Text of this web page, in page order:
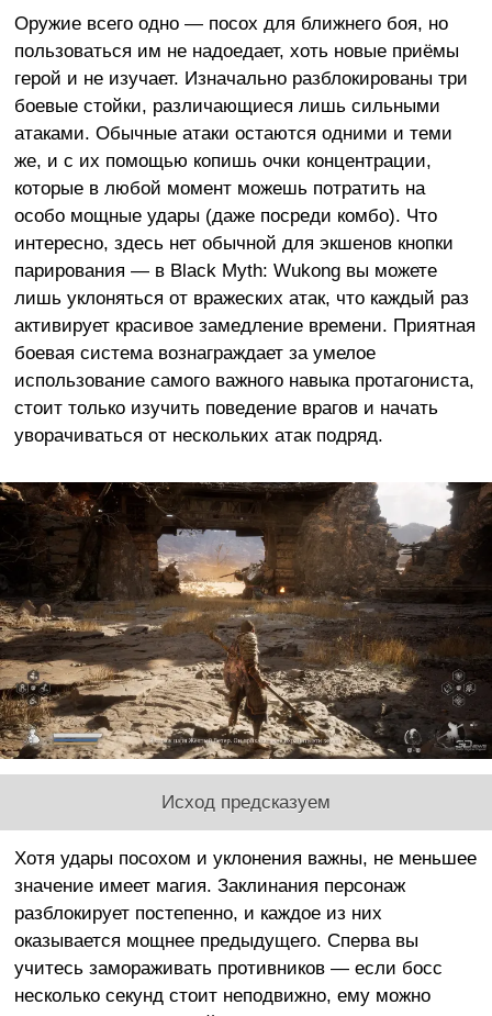
Оружие всего одно — посох для ближнего боя, но
пользоваться им не надоедает, хоть новые приёмы
герой и не изучает. Изначально разблокированы три
боевые стойки, различающиеся лишь сильными
атаками. Обычные атаки остаются одними и теми
же, и с их помощью копишь очки концентрации,
которые в любой момент можешь потратить на
особо мощные удары (даже посреди комбо). Что
интересно, здесь нет обычной для экшенов кнопки
парирования — в Black Myth: Wukong вы можете
лишь уклоняться от вражеских атак, что каждый раз
активирует красивое замедление времени. Приятная
боевая система вознаграждает за умелое
использование самого важного навыка протагониста,
стоит только изучить поведение врагов и начать
уворачиваться от нескольких атак подряд.
Исход предсказуем
Хотя удары посохом и уклонения важны, не меньшее
значение имеет магия. Заклинания персонаж
разблокирует постепенно, и каждое из них
оказывается мощнее предыдущего. Сперва вы
учитесь замораживать противников — если босс
несколько секунд стоит неподвижно, ему можно